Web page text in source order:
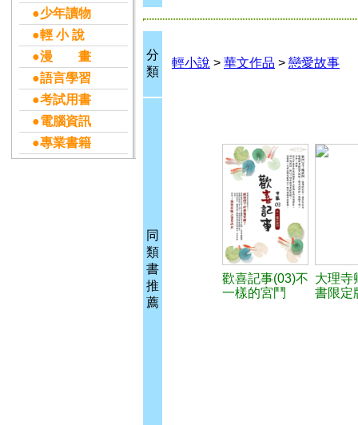
●少年讀物
●輕 小 說
●漫 畫
●語言學習
●考試用書
●電腦資訊
●專業書籍
分
類
輕小說 > 華文作品 > 戀愛故事
同
類
書
推
薦
歡喜記事(03)不
一樣的宮鬥
大理寺
書限定